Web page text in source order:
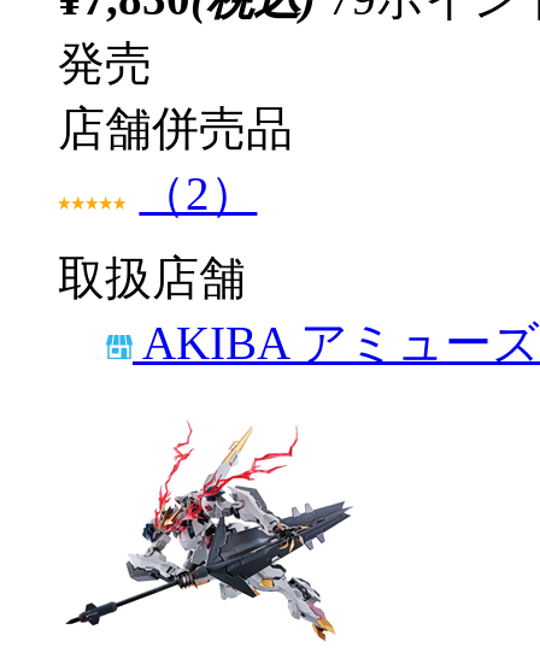
発売
店舗併売品
（2）
取扱店舗
AKIBA アミュー